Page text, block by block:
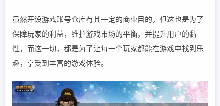
虽然开设游戏账号仓库有其一定的商业目的，但这也是为了
保障玩家的利益，维护游戏市场的平衡，并提升用户的黏
性，而这一切，都是为了让每一个玩家都能在游戏中找到乐
趣，享受到丰富的游戏体验。